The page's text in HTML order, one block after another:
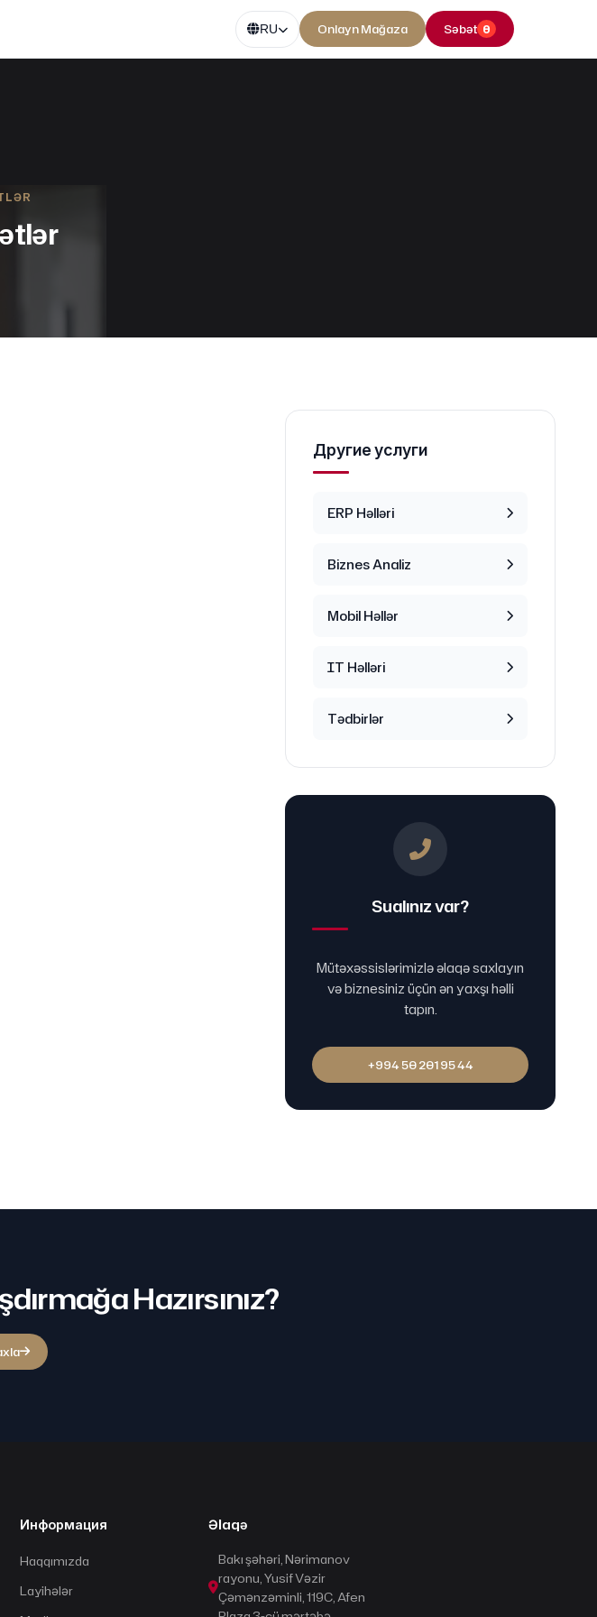
RU Onlayn Mağaza Səbət 0
Другие услуги
ERP Həlləri
Biznes Analiz
Mobil Həllər
IT Həlləri
Tədbirlər
Sualınız var?
Mütəxəssislərimizlə əlaqə saxlayın
və biznesiniz üçün ən yaxşı həlli
tapın.
+994 50 201 95 44
Hazırsınız?
Информация
Haqqımızda
Layihələr
Əlaqə
Bakı şəhəri, Nərimanov
rayonu, Yusif Vəzir
Çəmənzəminli, 119C, Afen